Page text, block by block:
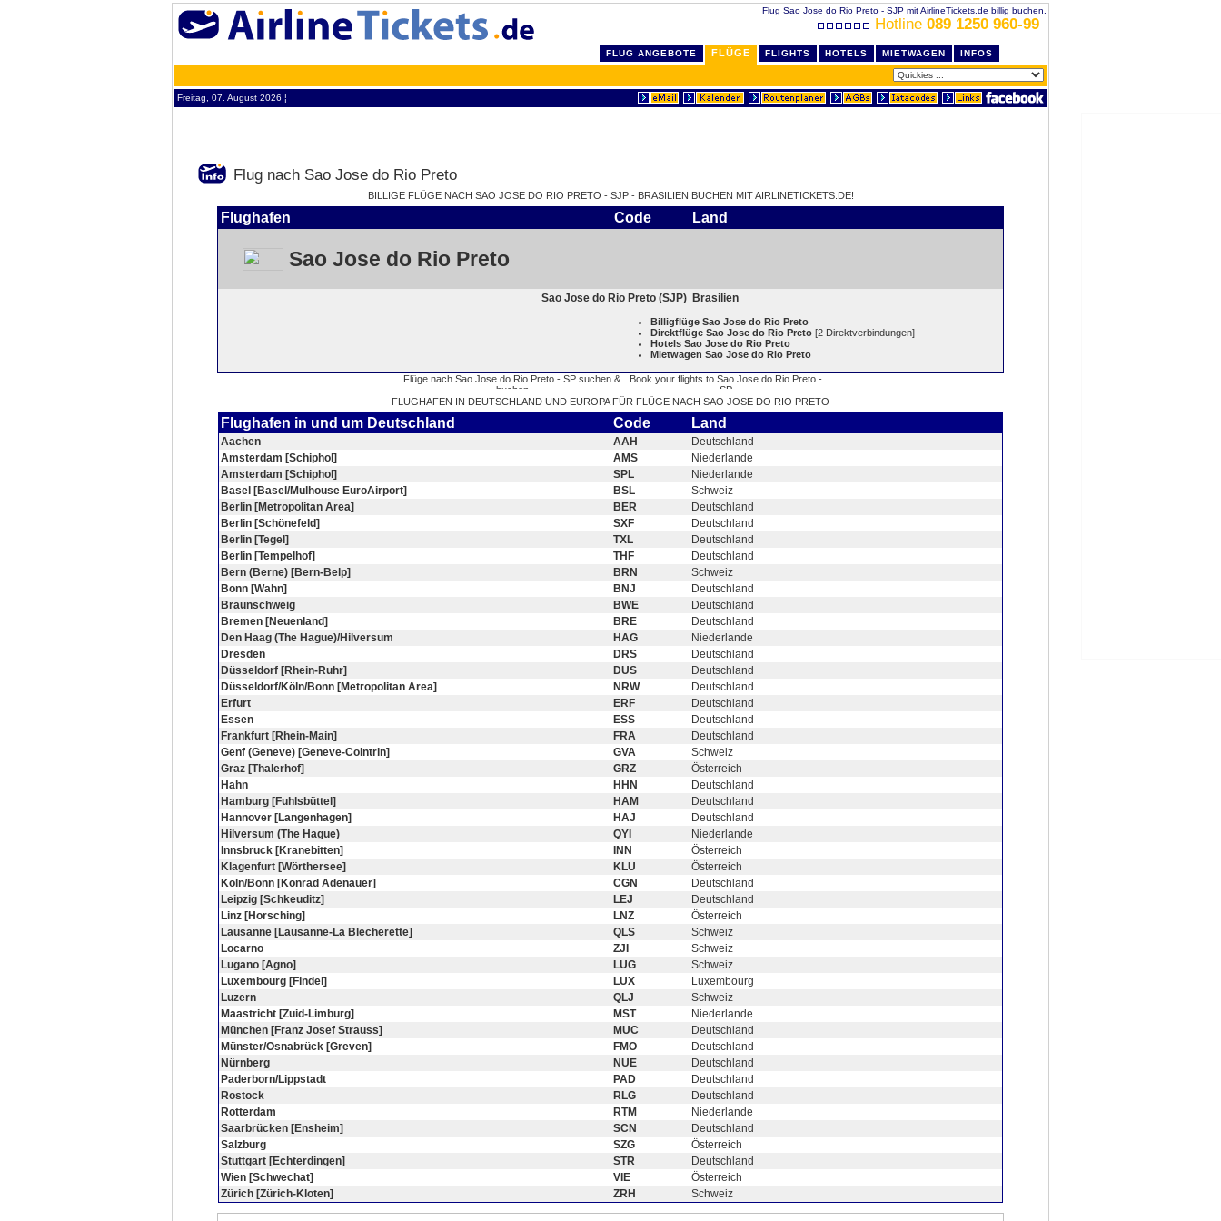
Flug Sao Jose do Rio Preto - SJP mit AirlineTickets.de billig buchen.
Hotline 089 1250 960-99
FLUG ANGEBOTE FLÜGE FLIGHTS HOTELS MIETWAGEN INFOS
Freitag, 07. August 2026 ¦
Flug nach Sao Jose do Rio Preto
BILLIGE FLÜGE NACH SAO JOSE DO RIO PRETO - SJP - BRASILIEN BUCHEN MIT AIRLINETICKETS.DE!
Flughafen Code Land
Sao Jose do Rio Preto
Sao Jose do Rio Preto (SJP) Brasilien
Billigflüge Sao Jose do Rio Preto
Direktflüge Sao Jose do Rio Preto [2 Direktverbindungen]
Hotels Sao Jose do Rio Preto
Mietwagen Sao Jose do Rio Preto
FLUGHAFEN IN DEUTSCHLAND UND EUROPA FÜR FLÜGE NACH SAO JOSE DO RIO PRETO
Flughafen in und um Deutschland Code Land
Aachen AAH
Deutschland
Amsterdam [Schiphol]
AMS
Niederlande
Amsterdam [Schiphol]
SPL
Niederlande
Basel [Basel/Mulhouse EuroAirport]
BSL
Schweiz
Berlin [Metropolitan Area]
BER
Deutschland
Berlin [Schönefeld]
SXF
Deutschland
Berlin [Tegel]
TXL
Deutschland
Berlin [Tempelhof]
THF
Deutschland
Bern (Berne) [Bern-Belp]
BRN
Schweiz
Bonn [Wahn]
BNJ
Deutschland
Braunschweig
BWE
Deutschland
Bremen [Neuenland]
BRE
Deutschland
Den Haag (The Hague)/Hilversum
HAG
Niederlande
Dresden
DRS
Deutschland
Düsseldorf [Rhein-Ruhr]
DUS
Deutschland
Düsseldorf/Köln/Bonn [Metropolitan Area]
NRW
Deutschland
Erfurt
ERF
Deutschland
Essen
ESS
Deutschland
Frankfurt [Rhein-Main]
FRA
Deutschland
Genf (Geneve) [Geneve-Cointrin]
GVA
Schweiz
Graz [Thalerhof]
GRZ
Österreich
Hahn
HHN
Deutschland
Hamburg [Fuhlsbüttel]
HAM
Deutschland
Hannover [Langenhagen]
HAJ
Deutschland
Hilversum (The Hague)
QYI
Niederlande
Innsbruck [Kranebitten]
INN
Österreich
Klagenfurt [Wörthersee]
KLU
Österreich
Köln/Bonn [Konrad Adenauer]
CGN
Deutschland
Leipzig [Schkeuditz]
LEJ
Deutschland
Linz [Horsching]
LNZ
Österreich
Lausanne [Lausanne-La Blecherette]
QLS
Schweiz
Locarno
ZJI
Schweiz
Lugano [Agno]
LUG
Schweiz
Luxembourg [Findel]
LUX
Luxembourg
Luzern
QLJ
Schweiz
Maastricht [Zuid-Limburg]
MST
Niederlande
München [Franz Josef Strauss]
MUC
Deutschland
Münster/Osnabrück [Greven]
FMO
Deutschland
Nürnberg
NUE
Deutschland
Paderborn/Lippstadt
PAD
Deutschland
Rostock
RLG
Deutschland
Rotterdam
RTM
Niederlande
Saarbrücken [Ensheim]
SCN
Deutschland
Salzburg
SZG
Österreich
Stuttgart [Echterdingen]
STR
Deutschland
Wien [Schwechat]
VIE
Österreich
Zürich [Zürich-Kloten]
ZRH Schweiz